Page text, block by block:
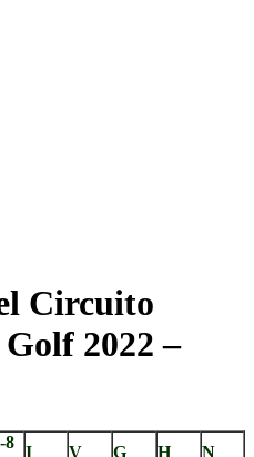
Circuito
2022 –
8
I V G H N